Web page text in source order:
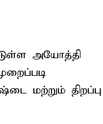
அயோத்தி
மற்றும் திறப்பு